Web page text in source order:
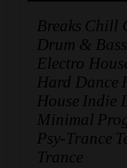
Breaks Chill
Drum & Bass
Electro
Hard Dance
House Indie
Minimal
Psy-Trance
Trance